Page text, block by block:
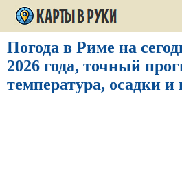
Погода в Риме на
2026 года, точный
температура, осадки и